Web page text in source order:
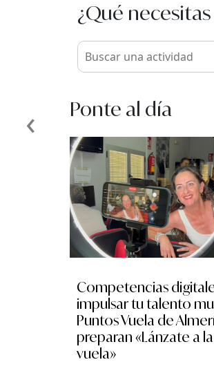
¿Qué
Ponte al día
‹
Competencias
impulsar tu talento
Puntos Vuela de
preparan «Lánzate a
vuela»